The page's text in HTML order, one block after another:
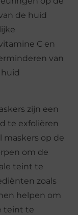
de huid
C en
van
zijn een
te exfoliëren
maskers op de
om de
teint te
zoals
helpen om
teint te